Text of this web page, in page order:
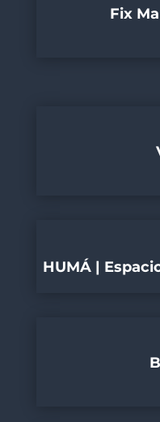
Fix
HUMÁ |